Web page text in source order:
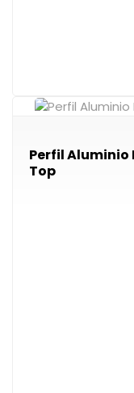
Perfil Aluminio
Top